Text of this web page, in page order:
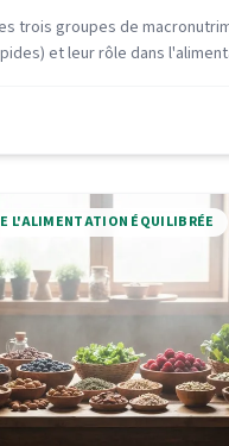
trois groupes de
et leur rôle dans
L'ALIMENTATION ÉQUILIBRÉE